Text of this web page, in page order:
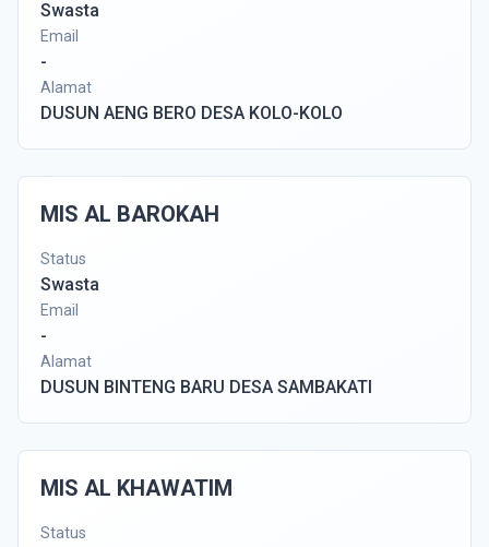
Swasta
Email
-
Alamat
DUSUN AENG BERO DESA KOLO-KOLO
MIS AL BAROKAH
Status
Swasta
Email
-
Alamat
DUSUN BINTENG BARU DESA SAMBAKATI
MIS AL KHAWATIM
Status